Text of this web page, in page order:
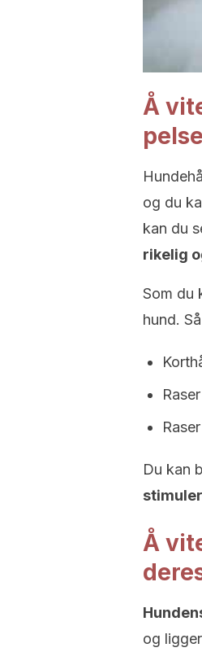
Å
og du
kan du
rikelig
Som du
hund.
Du kan
Å
og